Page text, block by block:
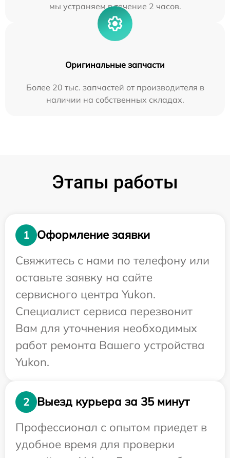
мы устраняем в течение 2 часов.
Оригинальные запчасти
Более 20 тыс. запчастей от производителя в
наличии на собственных складах.
Этапы работы
1
Оформление заявки
Свяжитесь с нами по телефону или
оставьте заявку на сайте
сервисного центра Yukon.
Специалист сервиса перезвонит
Вам для уточнения необходимых
работ ремонта Вашего устройства
Yukon.
2
Выезд курьера за 35 минут
Профессионал с опытом приедет в
удобное время для проверки